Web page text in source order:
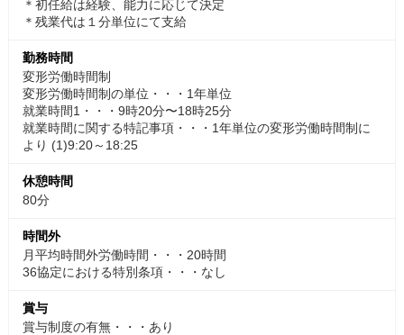
＊初任給は経験、能力に応じて決定
＊残業代は１分単位にて支給
勤務時間
変形労働時間制
変形労働時間制の単位・・・1年単位
就業時間1・・・9時20分〜18時25分
就業時間に関する特記事項・・・1年単位の変形労働時間制に
より (1)9:20～18:25
休憩時間
80分
時間外
月平均時間外労働時間・・・20時間
36協定における特別条項・・・なし
賞与
賞与制度の有無・・・あり